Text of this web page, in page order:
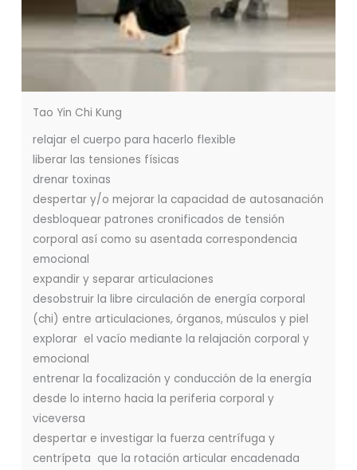
Tao Yin Chi Kung
relajar el cuerpo para hacerlo flexible
liberar las tensiones físicas
drenar toxinas
despertar y/o mejorar la capacidad de autosanación
desbloquear patrones cronificados de tensión
corporal así como su asentada correspondencia
emocional
expandir y separar articulaciones
desobstruir la libre circulación de energía corporal
(chi) entre articulaciones, órganos, músculos y piel
explorar el vacío mediante la relajación corporal y
emocional
entrenar la focalización y conducción de la energía
desde lo interno hacia la periferia corporal y
viceversa
despertar e investigar la fuerza centrífuga y
centrípeta que la rotación articular encadenada